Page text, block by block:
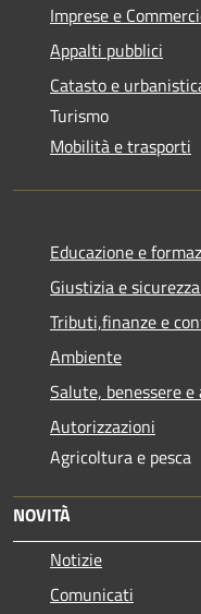
Imprese e
Appalti pubblici
Catasto e
Turismo
Mobilità e trasporti
Educazione e
Giustizia e
Tributi,finanze e
Ambiente
Salute, benessere e
Autorizzazioni
Agricoltura e pesca
NOVITÀ
Notizie
Comunicati